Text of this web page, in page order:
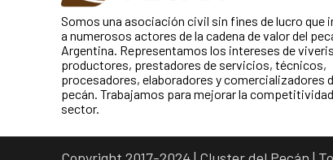
Somos una asociación civil sin fines de lucro que
a numerosos actores de la cadena de valor del
Argentina. Representamos los intereses de
productores, prestadores de servicios, técnicos,
procesadores, elaboradores y comercializadores
pecán. Trabajamos para mejorar la
sector.